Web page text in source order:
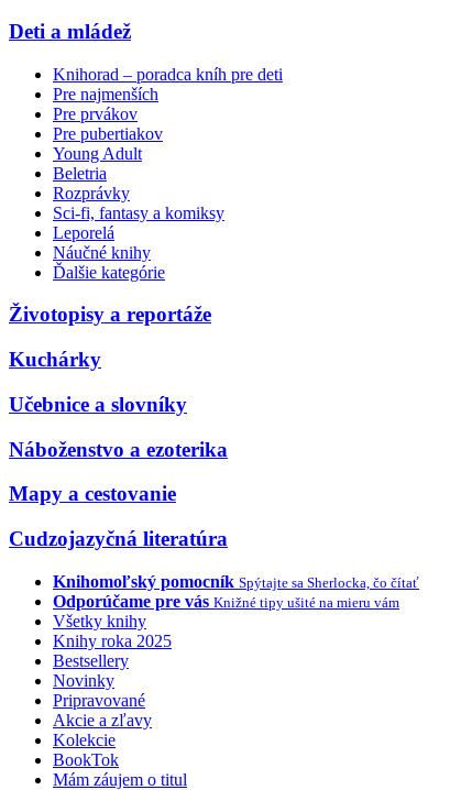
Deti a mládež
Knihorad – poradca kníh pre deti
Pre najmenších
Pre prvákov
Pre pubertiakov
Young Adult
Beletria
Rozprávky
Sci-fi, fantasy a komiksy
Leporelá
Náučné knihy
Ďalšie kategórie
Životopisy a reportáže
Kuchárky
Učebnice a slovníky
Náboženstvo a ezoterika
Mapy a cestovanie
Cudzojazyčná literatúra
Knihomoľský pomocník Spýtajte sa Sherlocka, čo čítať
Odporúčame pre vás Knižné tipy ušité na mieru vám
Všetky knihy
Knihy roka 2025
Bestsellery
Novinky
Pripravované
Akcie a zľavy
Kolekcie
BookTok
Mám záujem o titul